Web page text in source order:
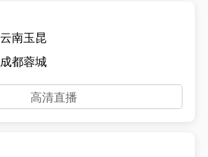
云南玉昆
成都蓉城
高清直播